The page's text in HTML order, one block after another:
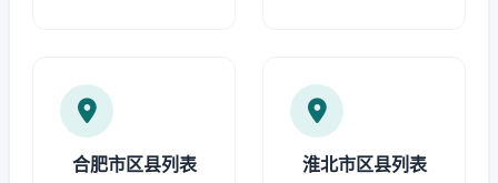
合肥市区县列表 淮北市区县列表